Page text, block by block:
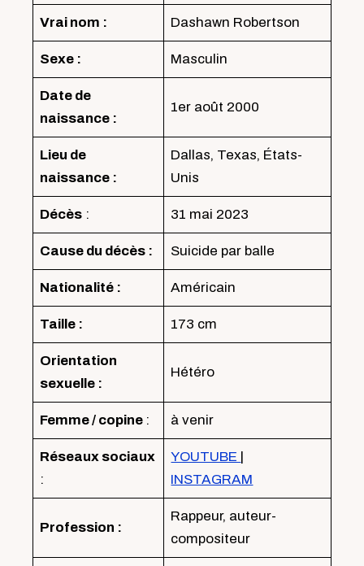
Vrai nom : Dashawn Robertson
Sexe : Masculin
Date de
naissance :
1er août 2000
Lieu de
naissance :
Dallas, Texas, États-
Unis
Décès : 31 mai 2023
Cause du décès : Suicide par balle
Nationalité : Américain
Taille : 173 cm
Orientation
sexuelle :
Hétéro
Femme / copine : à venir
Réseaux sociaux
:
YOUTUBE |
INSTAGRAM
Profession :
Rappeur, auteur-
compositeur